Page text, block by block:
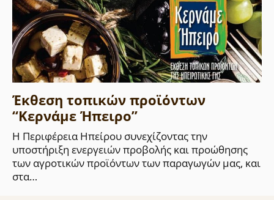
Έκθεση τοπικών προϊόντων
“Κερνάμε Ήπειρο”
Η Περιφέρεια Ηπείρου συνεχίζοντας την
υποστήριξη ενεργειών προβολής και προώθησης
των αγροτικών προϊόντων των παραγωγών μας, και
στα…